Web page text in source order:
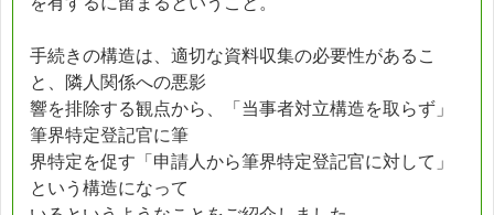
手続きの構造は、適切な資料収集の必要性があるこ
と、隣人関係への悪影
響を排除する観点から、「当事者対立構造を取らず」
筆界特定登記官に筆
界特定を促す「申請人から筆界特定登記官に対して」
という構造になって